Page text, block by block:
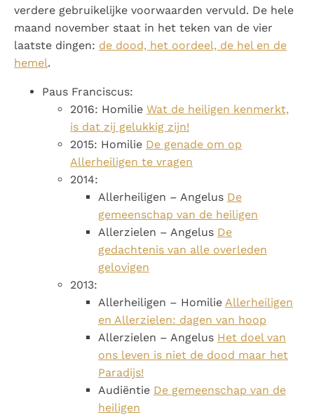
verdere gebruikelijke voorwaarden vervuld. De hele
maand november staat in het teken van de vier
laatste dingen: de dood, het oordeel, de hel en de
hemel.
Paus Franciscus:
2016: Homilie Wat de heiligen kenmerkt,
is dat zij gelukkig zijn!
2015: Homilie De genade om op
Allerheiligen te vragen
2014:
Allerheiligen – Angelus De
gemeenschap van de heiligen
Allerzielen – Angelus De
gedachtenis van alle overleden
gelovigen
2013:
Allerheiligen – Homilie Allerheiligen
en Allerzielen: dagen van hoop
Allerzielen – Angelus Het doel van
ons leven is niet de dood maar het
Paradijs!
Audiëntie De gemeenschap van de
heiligen